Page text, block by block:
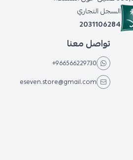
السجل التجاري
2031106284
تواصل معنا
+966566229730
eseven.store@gmail.com